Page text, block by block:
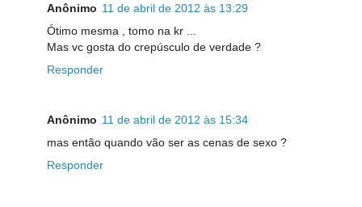
Anônimo 11 de abril de 2012 às 13:29
Ótimo mesma , tomo na kr ...
Mas vc gosta do crepúsculo de verdade ?
Responder
Anônimo 11 de abril de 2012 às 15:34
mas então quando vão ser as cenas de sexo ?
Responder